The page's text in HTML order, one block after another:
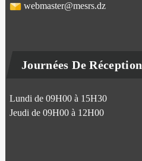
webmaster@mesrs.dz
Journées De Réception
Lundi de 09H00 à 15H30
Jeudi de 09H00 à 12H00